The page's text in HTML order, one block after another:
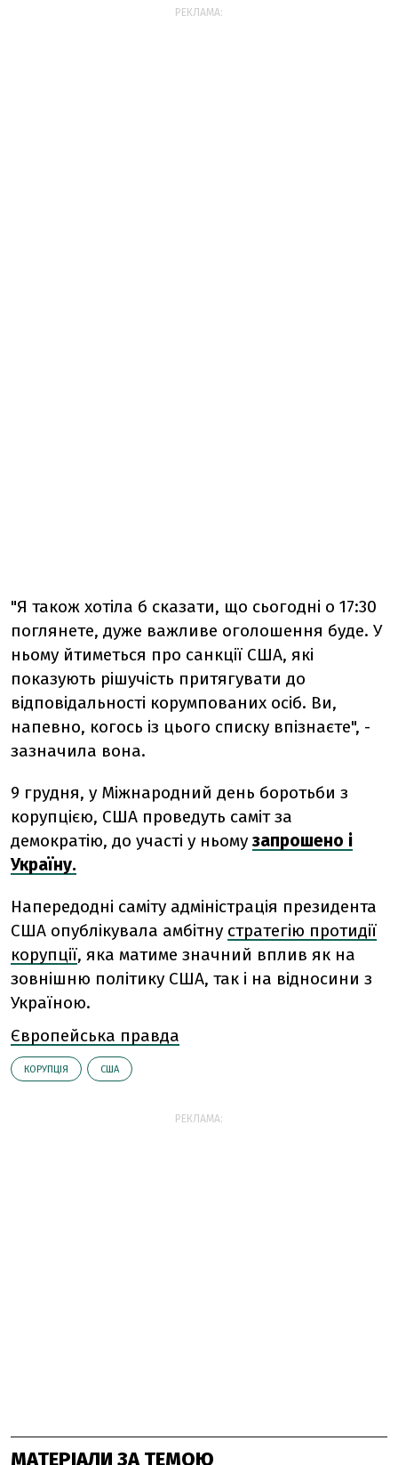
РЕКЛАМА:
"Я також хотіла б сказати, що сьогодні о 17:30
поглянете, дуже важливе оголошення буде. У
ньому йтиметься про санкції США, які
показують рішучість притягувати до
відповідальності корумпованих осіб. Ви,
напевно, когось із цього списку впізнаєте", -
зазначила вона.
9 грудня, у Міжнародний день боротьби з
корупцією, США проведуть саміт за
демократію, до участі у ньому запрошено і
Україну.
Напередодні cаміту адміністрація президента
США опублікувала амбітну стратегію протидії
корупції, яка матиме значний вплив як на
зовнішню політику США, так і на відносини з
Україною.
Європейська правда
КОРУПЦІЯ США
РЕКЛАМА:
МАТЕРІАЛИ ЗА ТЕМОЮ